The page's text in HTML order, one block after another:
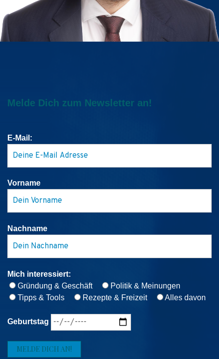
Melde Dich zum Newsletter an!
E-Mail:
Vorname
Nachname
Mich interessiert:
Gründung & Geschäft
Politik & Meinungen
Tipps & Tools
Rezepte & Freizeit Alles davon
Geburtstag